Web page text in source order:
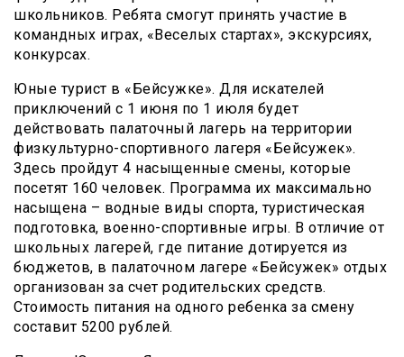
школьников. Ребята смогут принять участие в
командных играх, «Веселых стартах», экскурсиях,
конкурсах.
Юные турист в «Бейсужке». Для искателей
приключений с 1 июня по 1 июля будет
действовать палаточный лагерь на территории
физкультурно-спортивного лагеря «Бейсужек».
Здесь пройдут 4 насыщенные смены, которые
посетят 160 человек. Программа их максимально
насыщена – водные виды спорта, туристическая
подготовка, военно-спортивные игры. В отличие от
школьных лагерей, где питание дотируется из
бюджетов, в палаточном лагере «Бейсужек» отдых
организован за счет родительских средств.
Стоимость питания на одного ребенка за смену
составит 5200 рублей.